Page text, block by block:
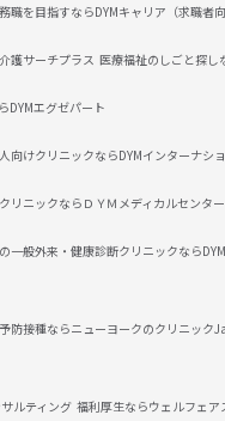
職を目指すならDYMキャリア（求職者向
護サーチプラス 医療福祉のしごと探し
DYMエグゼパート
向けクリニックならDYMインターナシ
リニックならＤＹＭメディカルセンター
一般外来・健康診断クリニックなら
防接種ならニューヨークのクリニック
ルティング 福利厚生ならウェルフェア